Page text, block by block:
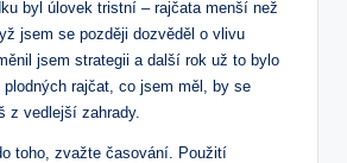
byl úlovek tristní – rajčata menší než
jsem se později dozvěděl o vlivu
jsem strategii a další rok už to bylo
rajčat, co jsem měl, by se
z vedlejší zahrady.
toho, zvažte časování. Použití